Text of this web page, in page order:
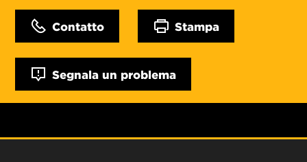
Contatto Stampa
Segnala un problema